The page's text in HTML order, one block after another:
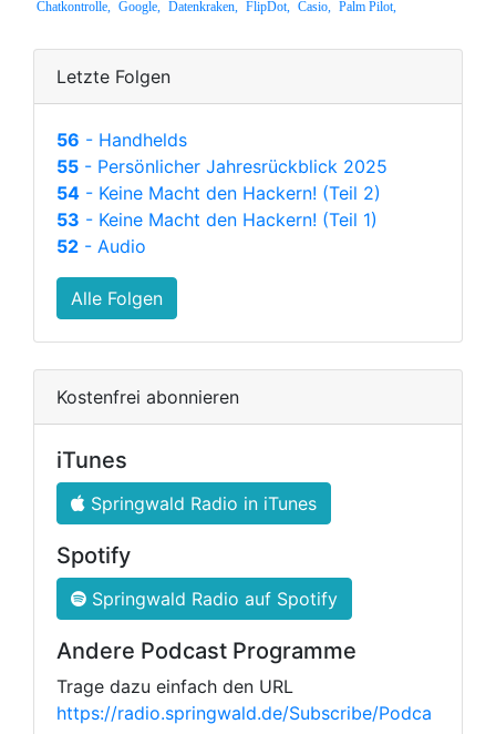
Chatkontrolle, Google, Datenkraken, FlipDot, Casio, Palm Pilot,
Letzte Folgen
56 - Handhelds
55 - Persönlicher Jahresrückblick 2025
54 - Keine Macht den Hackern! (Teil 2)
53 - Keine Macht den Hackern! (Teil 1)
52 - Audio
Alle Folgen
Kostenfrei abonnieren
iTunes
Springwald Radio in iTunes
Spotify
Springwald Radio auf Spotify
Andere Podcast Programme
Trage dazu einfach den URL
https://radio.springwald.de/Subscribe/Podca